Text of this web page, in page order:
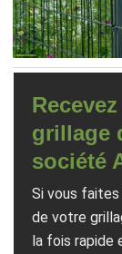
grillage
société
Si vous
de votre
la fois rapide